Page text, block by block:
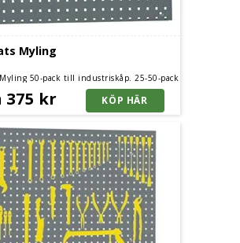
Myling
Myling 50-pack till industriskåp. 25-50-pack
375 kr